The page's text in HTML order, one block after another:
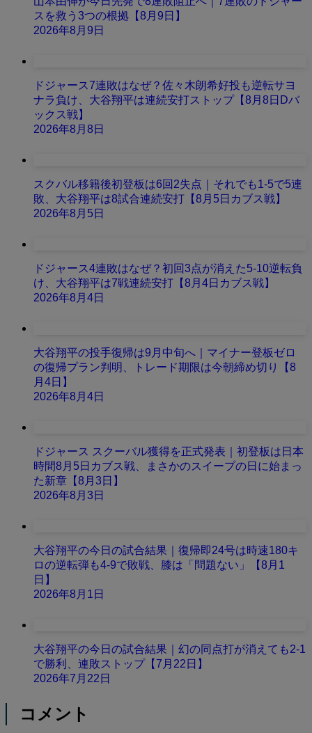
スを救う3つの根拠【8月9日】
2026年8月9日
ドジャース7連敗はなぜ？佐々木朗希好投も逆転サヨ
ナラ負け、大谷翔平は連続安打ストップ【8月8日Dバ
ックス戦】
2026年8月8日
スクバル移籍後初登板は6回2失点｜それでも1-5で5連
敗、大谷翔平は8試合連続安打【8月5日カブス戦】
2026年8月5日
ドジャース4連敗はなぜ？初回3点が消えた5-10逆転負
け、大谷翔平は7戦連続安打【8月4日カブス戦】
2026年8月4日
大谷翔平の投手復帰は9月中旬へ｜マイナー登板ゼロ
の復帰プラン判明、トレード期限は今朝締め切り【8
月4日】
2026年8月4日
ドジャース スクーバル獲得を正式発表｜初登板は日本
時間8月5日カブス戦、まさかのスイープの日に始まっ
た新章【8月3日】
2026年8月3日
大谷翔平の今日の試合結果｜復帰即24号は時速180キ
ロの逆転弾も4-9で敗戦、膝は「問題ない」【8月1
日】
2026年8月1日
大谷翔平の今日の試合結果｜幻の同点打が消えても2-1
で勝利、連敗ストップ【7月22日】
2026年7月22日
コメント